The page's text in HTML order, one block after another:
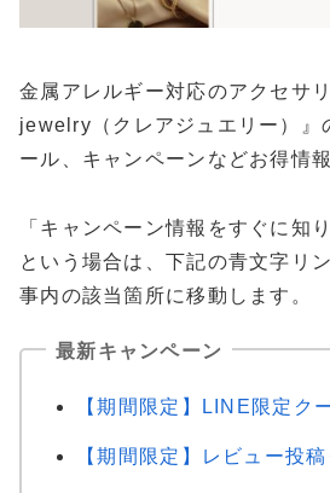
金属アレルギー対応のアクセサ
jewelry（クレアジュエリー）』
ール、キャンペーンなどお得情
「キャンペーン情報をすぐに知
という場合は、下記の青文字リ
事内の該当箇所に移動します。
最新キャンペーン
【期間限定】LINE限定ク
【期間限定】レビュー投